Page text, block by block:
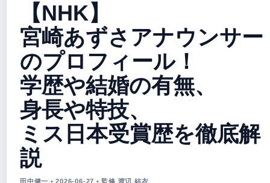
【NHK】
宮崎あずさアナウンサー
のプロフィール！
学歴や結婚の有無、
身長や特技、
ミス日本受賞歴を徹底解
説
田中健一 • 2026-06-27 • 監修 渡辺 結衣